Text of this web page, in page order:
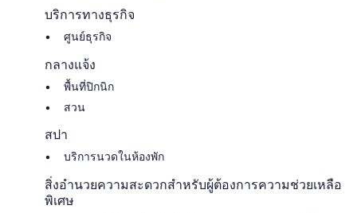
บริการทางธุรกิจ
ศูนย์ธุรกิจ
กลางแจ้ง
พื้นที่ปิกนิก
สวน
สปา
บริการนวดในห้องพัก
สิ่งอำนวยความสะดวกสำหรับผู้ต้องการความช่วยเหลือ
พิเศษ